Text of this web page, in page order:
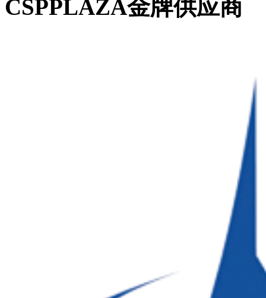
CSPPLAZA金牌供应商